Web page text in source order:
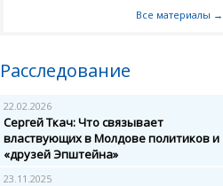
Все материалы →
Расследование
22.02.2026
Сергей Ткач: Что связывает
властвующих в Молдове политиков и
«друзей Эпштейна»
23.11.2025